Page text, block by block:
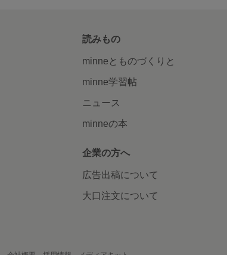
読みもの
minneとものづくりと
minne学習帖
ニュース
minneの本
企業の方へ
広告出稿について
大口注文について